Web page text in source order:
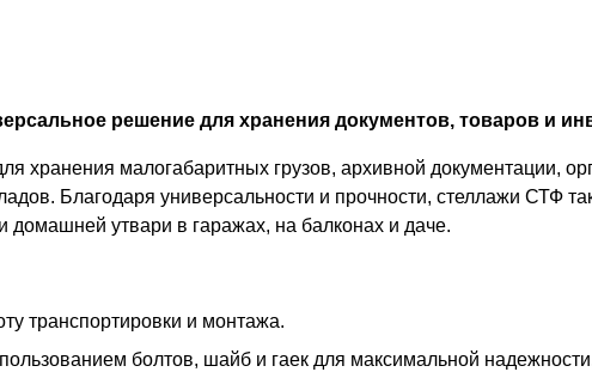
решение для хранения документов, товаров и
хранения малогабаритных грузов, архивной документации,
Благодаря универсальности и прочности, стеллажи СТФ
утвари в гаражах, на балконах и даче.
транспортировки и монтажа.
болтов, шайб и гаек для максимальной